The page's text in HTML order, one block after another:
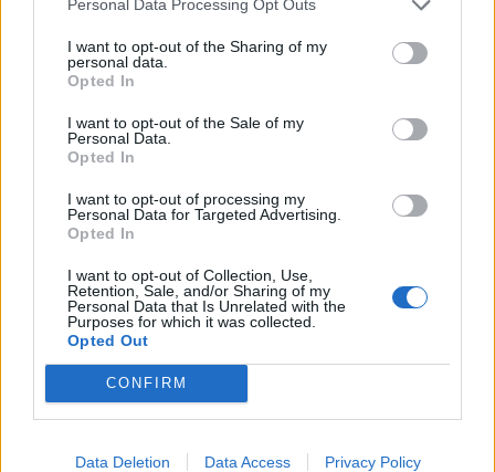
Personal Data Processing Opt Outs
I want to opt-out of the Sharing of my
personal data.
Opted In
I want to opt-out of the Sale of my
Personal Data.
Opted In
I want to opt-out of processing my
Personal Data for Targeted Advertising.
Opted In
I want to opt-out of Collection, Use,
Retention, Sale, and/or Sharing of my
Personal Data that Is Unrelated with the
Purposes for which it was collected.
Opted Out
CONFIRM
Data Deletion Data Access Privacy Policy
TG SOCIAL
FacebookInstagram
X
IFA 2026